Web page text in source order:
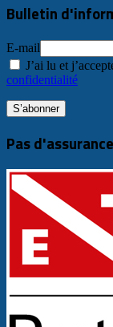
Bulletin
E-mail
J’ai lu et
confidentialité
Pas